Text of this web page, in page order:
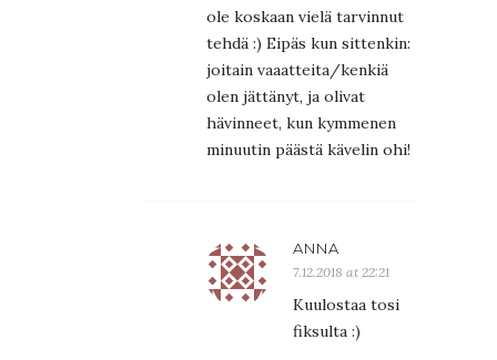
ole koskaan vielä tarvinnut
tehdä :) Eipäs kun sittenkin:
joitain vaaatteita/kenkiä
olen jättänyt, ja olivat
hävinneet, kun kymmenen
minuutin päästä kävelin ohi!
ANNA
7.12.2018 at 22:21
Kuulostaa tosi
fiksulta :)